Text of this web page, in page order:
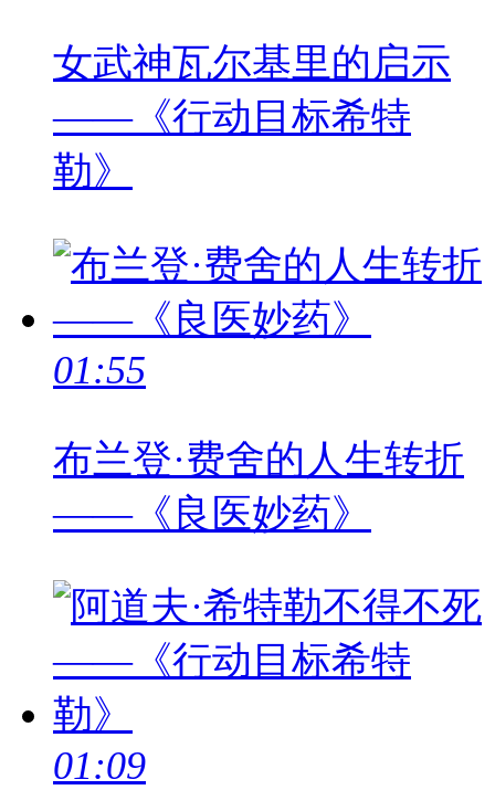
女武神瓦尔基里的启示
——《行动目标希特
勒》
01:55
布兰登·费舍的人生转折
——《良医妙药》
01:09